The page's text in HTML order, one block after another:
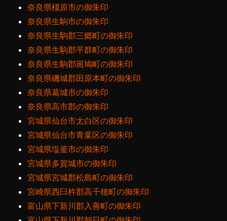
奈良県橿原市の御朱印
奈良県生駒市の御朱印
奈良県生駒郡三郷町の御朱印
奈良県生駒郡平群町の御朱印
奈良県生駒郡斑鳩町の御朱印
奈良県磯城郡田原本町の御朱印
奈良県葛城市の御朱印
奈良県高市郡の御朱印
宮城県仙台市太白区の御朱印
宮城県仙台市青葉区の御朱印
宮城県塩釜市の御朱印
宮城県多賀城市の御朱印
宮城県宮城郡松島町の御朱印
宮崎県西臼杵郡高千穂町の御朱印
富山県下新川郡入善町の御朱印